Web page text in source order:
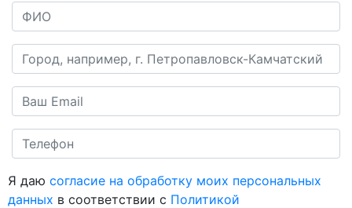
Я даю согласие на обработку моих персональных
данных в соответствии с Политикой